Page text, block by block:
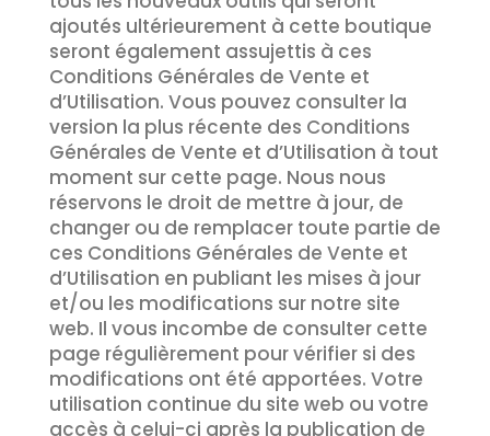
ajoutés ultérieurement à cette boutique
seront également assujettis à ces
Conditions Générales de Vente et
d’Utilisation. Vous pouvez consulter la
version la plus récente des Conditions
Générales de Vente et d’Utilisation à tout
moment sur cette page. Nous nous
réservons le droit de mettre à jour, de
changer ou de remplacer toute partie de
ces Conditions Générales de Vente et
d’Utilisation en publiant les mises à jour
et/ou les modifications sur notre site
web. Il vous incombe de consulter cette
page régulièrement pour vérifier si des
modifications ont été apportées. Votre
utilisation continue du site web ou votre
accès à celui-ci après la publication de